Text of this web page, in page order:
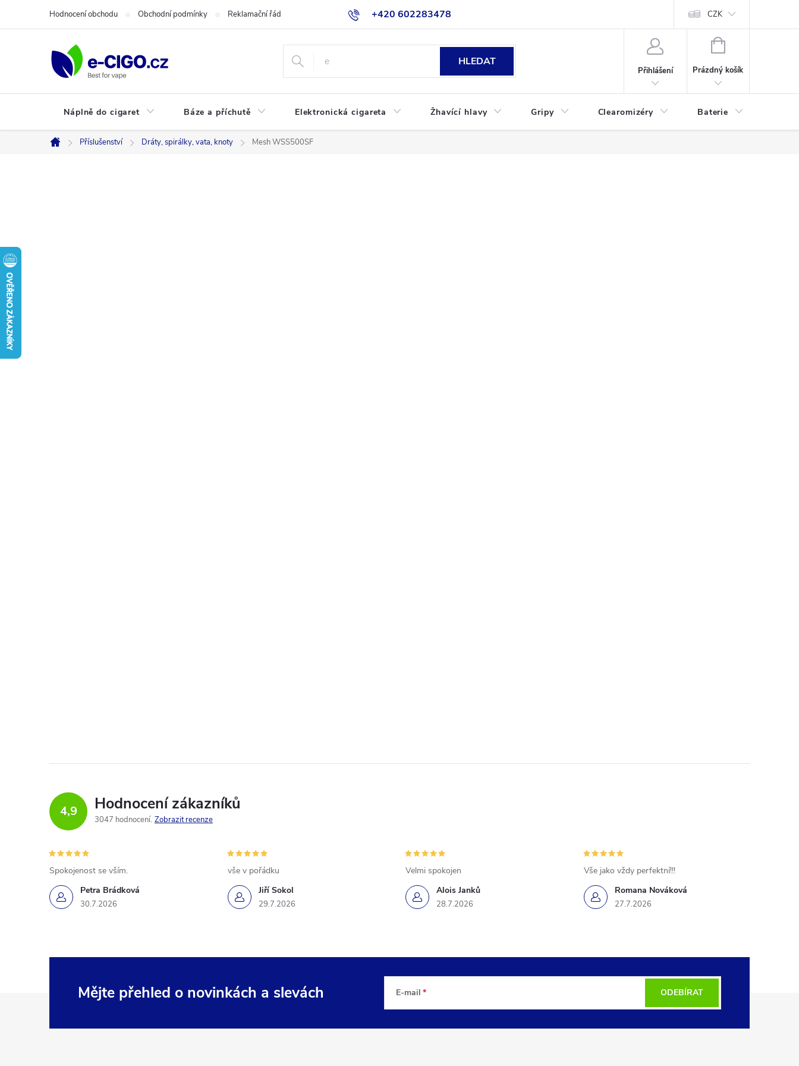
+420 602283478
Hodnocení obchodu Obchodní podmínky Reklamační řád Jak nakupovat CZK
HLEDAT
Přihlášení
NÁKUPNÍ
Prázdný košík
Náplně do cigaret Báze a příchutě Elektronická cigareta Žhavící hlavy Gripy Clearomizéry Baterie
Domů
Příslušenství Dráty, spirálky, vata, knoty Mesh WSS500SF
4,9 Hodnocení zákazníků
3047 hodnocení Zobrazit recenze
Petra Brádková
30.7.2026
Spokojenost se vším.
Jiří Sokol
29.7.2026
vše v pořádku
Alois Janků
28.7.2026
Velmi spokojen
Romana Nováková
27.7.2026
Vše jako vždy perfektní!!!
Mějte přehled o novinkách a slevách E-mail ODEBÍRAT